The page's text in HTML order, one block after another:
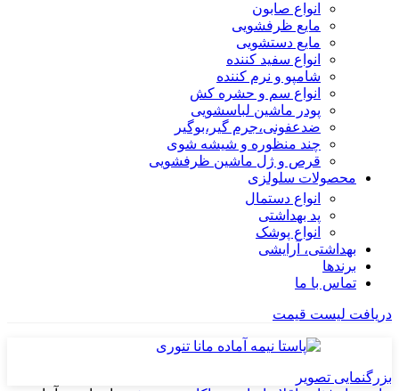
انواع صابون
مایع ظرفشویی
مایع دستشویی
انواع سفید کننده
شامپو و نرم کننده
انواع سم و حشره کش
پودر ماشین لباسشویی
ضدعفونی،جرم گیر،بوگیر
چند منظوره و شیشه شوی
قرص و ژل ماشین ظرفشویی
محصولات سلولزی
انواع دستمال
پد بهداشتی
انواع پوشک
بهداشتی، آرایشی
برندها
تماس با ما
دریافت لیست قیمت
بزرگنمایی تصویر